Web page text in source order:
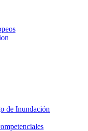
de Inundación